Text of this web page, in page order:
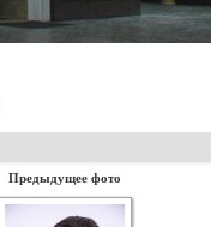
Предыдущее фото